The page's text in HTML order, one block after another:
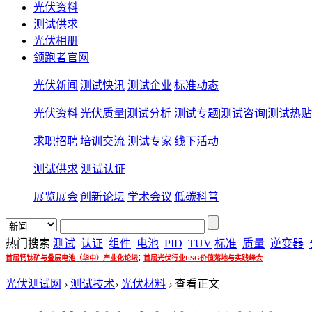
光伏资料
测试供求
光伏相册
领跑者官网
光伏新闻 |测试快讯 测试企业|标准动态
光伏资料|光伏质量|测试分析 测试专题|测试咨询|测试热贴
求职招聘|培训交流 测试专家|线下活动
测试供求 测试认证
展览展会|创新论坛 学术会议|低碳科普
热门搜索 测试 认证 组件 电池 PID TUV 标准 质量 逆变器
首届钙钛矿与叠层电池（华中）产业化论坛; 首届光伏行业ESG价值落地与实践峰会
光伏测试网 › 测试技术› 光伏材料 › 查看正文